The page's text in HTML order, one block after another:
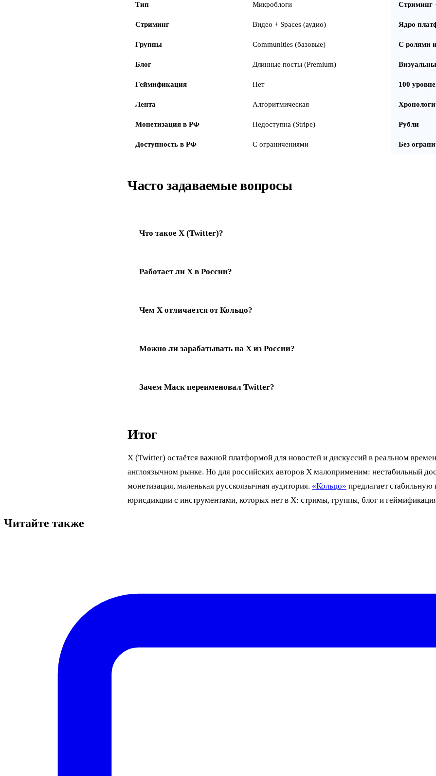
Тип Микроблоги Стриминг
Стриминг Видео + Spaces (аудио) Ядро
Группы Communities (базовые) С ролями
Блог Длинные посты (Premium)
Геймификация Нет 100
Лента Алгоритмическая
Монетизация в РФ Недоступна (Stripe) Рубли
Доступность в РФ С ограничениями Без
Часто задаваемые вопросы
Что такое X (Twitter)?
Работает ли X в России?
Чем X отличается от Кольцо?
Можно ли зарабатывать на X из России?
Зачем Маск переименовал Twitter?
Итог
X (Twitter) остаётся важной платформой для новостей и дискуссий в реальном
англоязычном рынке. Но для российских авторов X малоприменим: нестабильный
монетизация, маленькая русскоязычная аудитория. «Кольцо» предлагает
юрисдикции с инструментами, которых нет в X: стримы, группы, блог и
Читайте также